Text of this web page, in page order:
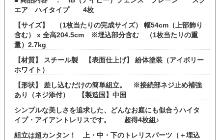
エア ハイタイプ 4枚
【サイズ】 （1枚当たりの完成サイズ） 幅54cm（上部飾り
含む） x 全高204.5cm ※埋込部分含む （1枚当たりの重
量）2.7kg
【材質】 スチール製 【表面仕上げ】 紛体塗装（アイボリー
ホワイト）
【形状】 差し込むだけの簡単組立。 ※接続部ネジ止め補強
あり（ネジ添付） 【製造国】中国
シンプルな美しさを追求した、どんなお庭にも似合うハイタ
イプ・アイアントレリスです。 超得4枚組♪
組立は超カンタン！ 上・中・下のトレリスパーツ（＋埋込